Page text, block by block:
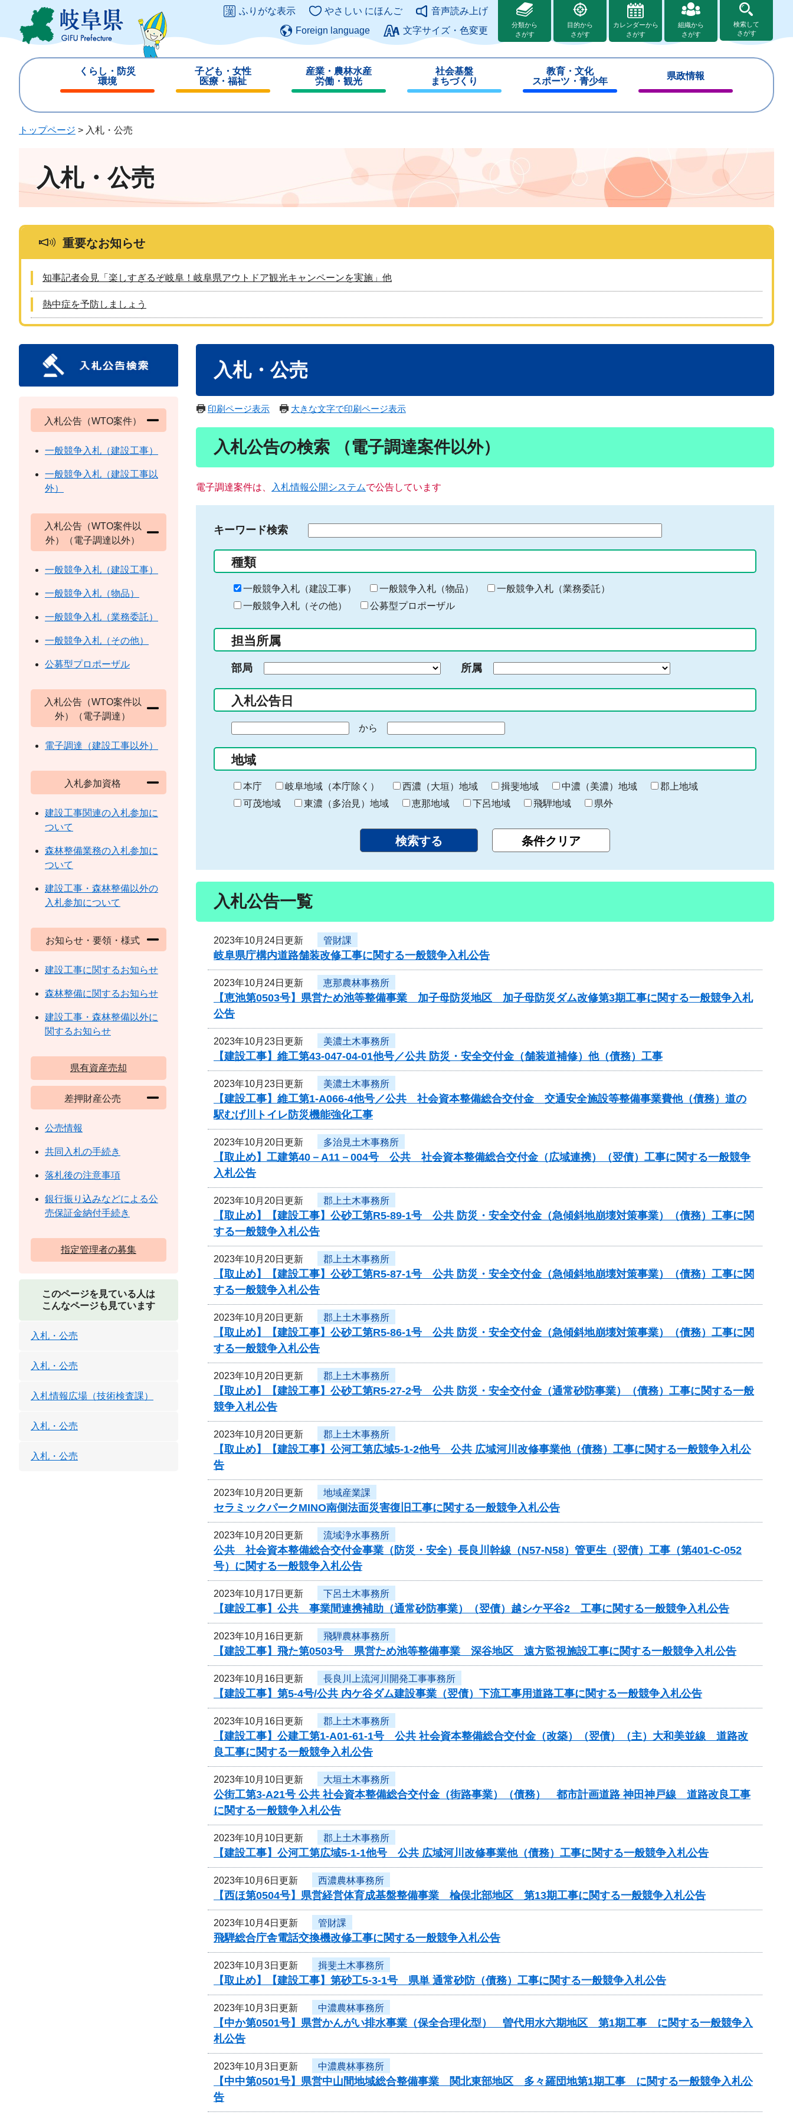
ジ
ュ
このページの本文へ
ふりがな表示 やさしい にほんご
音声読み上げ
Foreign language
文字サイズ・色変更
分類から
さがす
目的から
さがす
カレンダーから
さがす
組織から
さがす
検索して
さがす
くらし・防災
環境
じ
子ども・女性
医療・福祉
じ
産業・農林水産
労働・観光
じ
社会基盤
まちづくり
じ
教育・文化
スポーツ・青少年
じ
県政情報
じ
トップページ > 入札・公売
入札・公売
重要なお知らせ
知事記者会見「楽しすぎるぞ岐阜！岐阜県アウトドア観光キャンペーンを実施」他
熱中症を予防しましょう
入札・公売
印刷ページ表示 大きな文字で印刷ページ表示
入札公告の検索 （電子調達案件以外）
電子調達案件は、 入札情報公開システムで公告しています
キーワード検索
る
キ
ー
ー
入
力
種類
一般競争入札（建設工事） 一般競争入札（物品）
一般競争入札（業務委託）
一般競争入札（その他）
公募型プロポーザル
担当所属
部局 所属
入札公告日
の
始
ま
り
から
終
わ
り
地域
本庁 岐阜地域（本庁除く） 西濃（大垣）地域 揖斐地域 中濃（美濃）地域
郡上地域
可茂地域
東濃（多治見）地域 恵那地域 下呂地域 飛騨地域 県外
入札公告一覧
2023年10月24日更新 管財課
岐阜県庁構内道路舗装改修工事に関する一般競争入札公告
2023年10月24日更新 恵那農林事務所
【恵池第0503号】県営ため池等整備事業 加子母防災地区 加子母防災ダム改修第3期工事に関する一般競争入札
公告
2023年10月23日更新 美濃土木事務所
【建設工事】維工第43-047-04-01他号／公共 防災・安全交付金（舗装道補修）他（債務）工事
2023年10月23日更新 美濃土木事務所
【建設工事】維工第1-A066-4他号／公共 社会資本整備総合交付金 交通安全施設等整備事業費他（債務）道の
駅むげ川トイレ防災機能強化工事
2023年10月20日更新 多治見土木事務所
【取止め】工建第40－A11－004号 公共 社会資本整備総合交付金（広域連携）（翌債）工事に関する一般競争
入札公告
2023年10月20日更新 郡上土木事務所
【取止め】【建設工事】公砂工第R5-89-1号 公共 防災・安全交付金（急傾斜地崩壊対策事業）（債務）工事に関
する一般競争入札公告
2023年10月20日更新 郡上土木事務所
【取止め】【建設工事】公砂工第R5-87-1号 公共 防災・安全交付金（急傾斜地崩壊対策事業）（債務）工事に関
する一般競争入札公告
2023年10月20日更新 郡上土木事務所
【取止め】【建設工事】公砂工第R5-86-1号 公共 防災・安全交付金（急傾斜地崩壊対策事業）（債務）工事に関
する一般競争入札公告
2023年10月20日更新 郡上土木事務所
【取止め】【建設工事】公砂工第R5-27-2号 公共 防災・安全交付金（通常砂防事業）（債務）工事に関する一般
競争入札公告
2023年10月20日更新 郡上土木事務所
【取止め】【建設工事】公河工第広域5-1-2他号 公共 広域河川改修事業他（債務）工事に関する一般競争入札公
告
2023年10月20日更新 地域産業課
セラミックパークMINO南側法面災害復旧工事に関する一般競争入札公告
2023年10月20日更新 流域浄水事務所
公共 社会資本整備総合交付金事業（防災・安全）長良川幹線（N57-N58）管更生（翌債）工事（第401-C-052
号）に関する一般競争入札公告
2023年10月17日更新 下呂土木事務所
【建設工事】公共 事業間連携補助（通常砂防事業）（翌債）越シケ平谷2 工事に関する一般競争入札公告
2023年10月16日更新 飛騨農林事務所
【建設工事】飛た第0503号 県営ため池等整備事業 深谷地区 遠方監視施設工事に関する一般競争入札公告
2023年10月16日更新 長良川上流河川開発工事事務所
【建設工事】第5-4号/公共 内ケ谷ダム建設事業（翌債）下流工事用道路工事に関する一般競争入札公告
2023年10月16日更新 郡上土木事務所
【建設工事】公建工第1-A01-61-1号 公共 社会資本整備総合交付金（改築）（翌債）（主）大和美並線 道路改
良工事に関する一般競争入札公告
2023年10月10日更新 大垣土木事務所
公街工第3-A21号 公共 社会資本整備総合交付金（街路事業）（債務） 都市計画道路 神田神戸線 道路改良工事
に関する一般競争入札公告
2023年10月10日更新 郡上土木事務所
【建設工事】公河工第広域5-1-1他号 公共 広域河川改修事業他（債務）工事に関する一般競争入札公告
2023年10月6日更新 西濃農林事務所
【西ほ第0504号】県営経営体育成基盤整備事業 楡俣北部地区 第13期工事に関する一般競争入札公告
2023年10月4日更新 管財課
飛騨総合庁舎電話交換機改修工事に関する一般競争入札公告
2023年10月3日更新 揖斐土木事務所
【取止め】【建設工事】第砂工5-3-1号 県単 通常砂防（債務）工事に関する一般競争入札公告
2023年10月3日更新 中濃農林事務所
【中か第0501号】県営かんがい排水事業（保全合理化型） 曽代用水六期地区 第1期工事 に関する一般競争入
札公告
2023年10月3日更新 中濃農林事務所
【中中第0501号】県営中山間地域総合整備事業 関北東部地区 多々羅団地第1期工事 に関する一般競争入札公
告
入札公告（WTO案件）
一般競争入札（建設工事）
一般競争入札（建設工事以
外）
入札公告（WTO案件以
外）（電子調達以外）
一般競争入札（建設工事）
一般競争入札（物品）
一般競争入札（業務委託）
一般競争入札（その他）
公募型プロポーザル
入札公告（WTO案件以
外）（電子調達）
電子調達（建設工事以外）
入札参加資格
建設工事関連の入札参加に
ついて
森林整備業務の入札参加に
ついて
建設工事・森林整備以外の
入札参加について
お知らせ・要領・様式
建設工事に関するお知らせ
森林整備に関するお知らせ
建設工事・森林整備以外に
関するお知らせ
県有資産売却
差押財産公売
公売情報
共同入札の手続き
落札後の注意事項
銀行振り込みなどによる公
売保証金納付手続き
指定管理者の募集
このページを見ている人は
こんなページも見ています
入札・公売
入札・公売
入札情報広場（技術検査課）
入札・公売
入札・公売